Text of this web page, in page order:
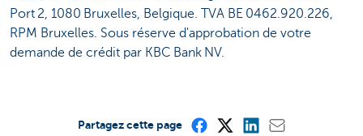
Port 2, 1080 Bruxelles, Belgique. TVA BE 0462.920.226,
RPM Bruxelles. Sous réserve d'approbation de votre
demande de crédit par KBC Bank NV.
Partagez cette page